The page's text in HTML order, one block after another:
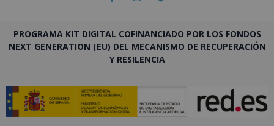
PROGRAMA KIT DIGITAL COFINANCIADO POR LOS FONDOS
NEXT GENERATION (EU) DEL MECANISMO DE RECUPERACIÓN
Y RESILENCIA